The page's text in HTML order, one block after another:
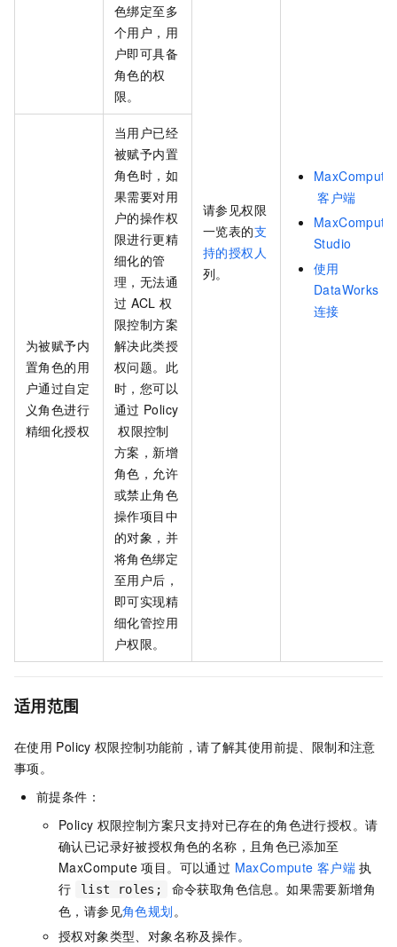
色绑定至多
个用户，用
户即可具备
角色的权
限。
请参见权限
一览表的支
持的授权人
列。
MaxCompute
客户端
MaxCompute
Studio
使用
DataWorks
连接
为被赋予内
置角色的用
户通过自定
义角色进行
精细化授权
当用户已经
被赋予内置
角色时，如
果需要对用
户的操作权
限进行更精
细化的管
理，无法通
过 ACL 权
限控制方案
解决此类授
权问题。此
时，您可以
通过 Policy
权限控制
方案，新增
角色，允许
或禁止角色
操作项目中
的对象，并
将角色绑定
至用户后，
即可实现精
细化管控用
户权限。
适用范围
在使用 Policy 权限控制功能前，请了解其使用前提、限制和注意
事项。
前提条件：
Policy 权限控制方案只支持对已存在的角色进行授权。请
确认已记录好被授权角色的名称，且角色已添加至
MaxCompute 项目。可以通过 MaxCompute 客户端执
行
list roles;
命令获取角色信息。如果需要新增角
色，请参见角色规划。
授权对象类型、对象名称及操作。